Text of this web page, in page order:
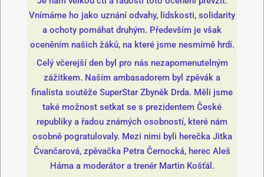
Vnímáme ho jako uznání odvahy, lidskosti, solidarity
a ochoty pomáhat druhým. Především je však
oceněním našich žáků, na které jsme nesmírně hrdí.
Celý včerejší den byl pro nás nezapomenutelným
zážitkem. Naším ambasadorem byl zpěvák a
finalista soutěže SuperStar Zbyněk Drda. Měli jsme
také možnost setkat se s prezidentem České
republiky a řadou známých osobností, které nám
osobně pogratulovaly. Mezi nimi byli herečka Jitka
Čvančarová, zpěvačka Petra Černocká, herec Aleš
Háma a moderátor a trenér Martin Košťál.